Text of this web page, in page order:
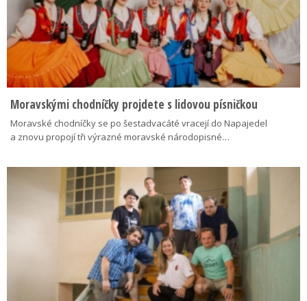
Moravskými chodníčky projdete s lidovou písničkou
Moravské chodníčky se po šestadvacáté vracejí do Napajedel
a znovu propojí tři výrazné moravské národopisné…